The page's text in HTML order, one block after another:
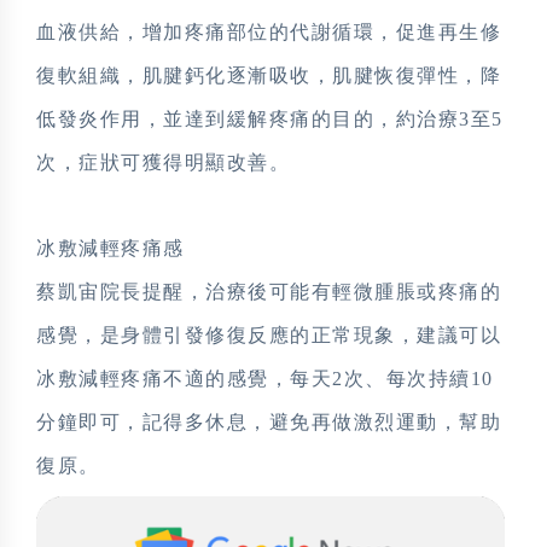
血液供給，增加疼痛部位的代謝循環，促進再生修
復軟組織，肌腱鈣化逐漸吸收，肌腱恢復彈性，降
低發炎作用，並達到緩解疼痛的目的，約治療3至5
次，症狀可獲得明顯改善。
冰敷減輕疼痛感
蔡凱宙院長提醒，治療後可能有輕微腫脹或疼痛的
感覺，是身體引發修復反應的正常現象，建議可以
冰敷減輕疼痛不適的感覺，每天2次、每次持續10
分鐘即可，記得多休息，避免再做激烈運動，幫助
復原。